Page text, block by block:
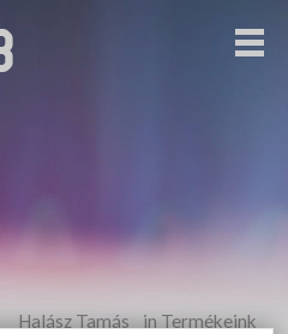
Halász Tamás inTermékeink